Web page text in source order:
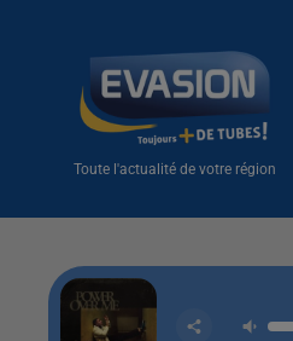
Toute l'actualité de votre région